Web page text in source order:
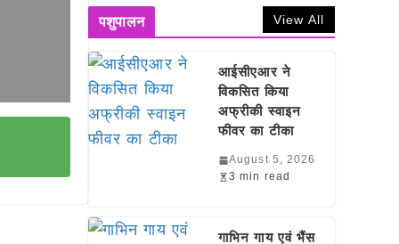
पशुपालन View All
आईसीएआर ने
विकसित किया
अफ्रीकी स्वाइन
फीवर का टीका
August 5, 2026
3 min read
गाभिन गाय एवं भैंस